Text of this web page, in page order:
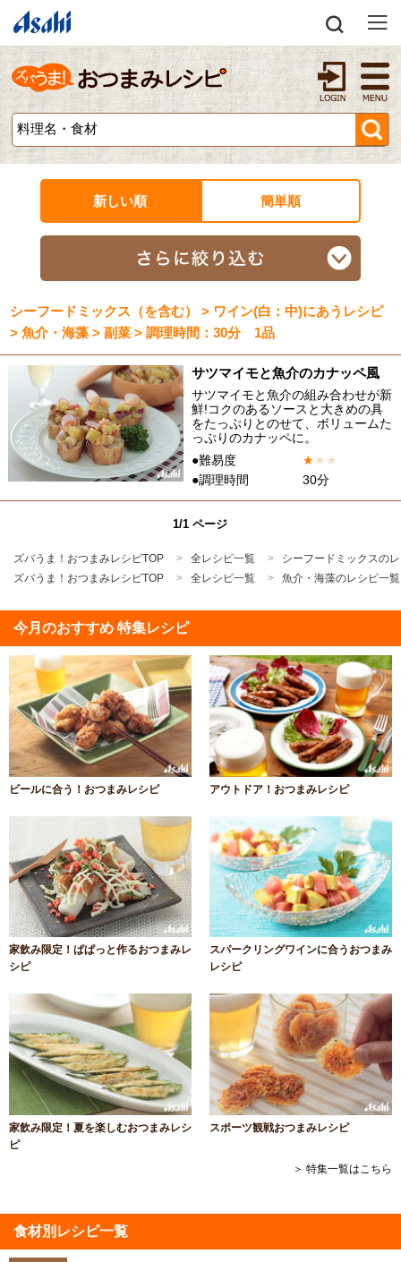
新しい順 簡単順
シーフードミックス（を含む） > ワイン(白：中)にあうレシピ
> 魚介・海藻 > 副菜 > 調理時間：30分 1品
サツマイモと魚介のカナッペ風
サツマイモと魚介の組み合わせが新
鮮!コクのあるソースと大きめの具
をたっぷりとのせて、ボリュームた
っぷりのカナッペに。
●難易度
★★ ★
●調理時間
30分
1/1 ページ
ズバうま！おつまみレシピTOP 全レシピ一覧
シーフードミックスの
ズバうま！おつまみレシピTOP
全レシピ一覧 魚介・海藻のレシピ一覧
今月のおすすめ 特集レシピ
ビールに合う！おつまみレシピ アウトドア！おつまみレシピ
家飲み限定！ぱぱっと作るおつまみレ
シピ
スパークリングワインに合うおつまみ
レシピ
家飲み限定！夏を楽しむおつまみレシ
ピ
スポーツ観戦おつまみレシピ
＞ 特集一覧はこちら
食材別レシピ一覧